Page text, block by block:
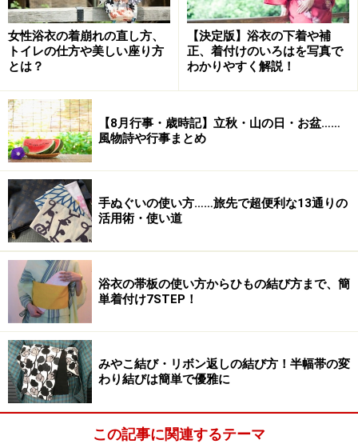
開催日：2019年2月11日～4月3日
関連HP：柳川市観光協会
【福岡】太宰府天満宮「曲水の宴」（3月第
1日曜日）
梅とともに楽しめる太宰府天満宮「曲水の宴」
「曲水の宴」は、ひな祭りのルーツである上巳の節句で
行われていた禊の神事で、曲水の上流から酒盃を流し、
自分の前を過ぎる前に和歌を作り、酒盃をとって酒を飲
むという雅な宮中行事です。
十二単などの平安装束に身をつつみ、当時の様子を再現
した「曲水の宴」が各地で開催されていますが、京都・
上賀茂神社は4月上旬、京都・城南宮は4月29日(昭和の
日)と11月3日(文化の日)、平泉の手越寺は5月の第4日曜
女性浴衣の着崩れの直し方、
トイレの仕方や美しい座り方
とは？
【決定版】浴衣の下着や補
正、着付けのいろはを写真で
わかりやすく解説！
【8月行事・歳時記】立秋・山の日・お盆……
風物詩や行事まとめ
手ぬぐいの使い方……旅先で超便利な13通りの
活用術・使い道
浴衣の帯板の使い方からひもの結び方まで、簡
単着付け7STEP！
みやこ結び・リボン返しの結び方！半幅帯の変
わり結びは簡単で優雅に
この記事に関連するテーマ